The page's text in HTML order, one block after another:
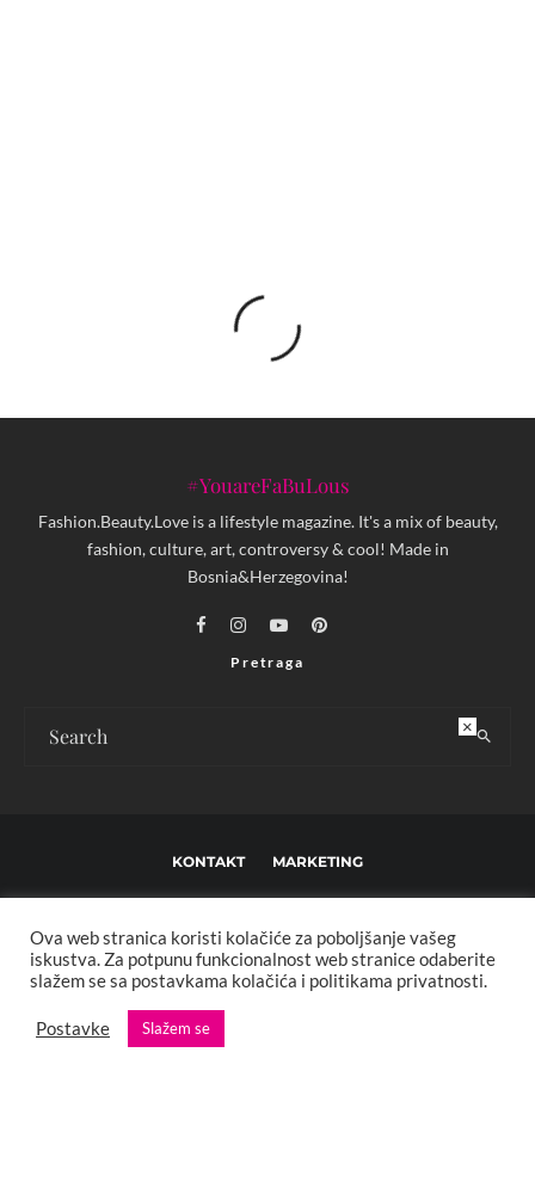
#YouareFaBuLous
Fashion.Beauty.Love is a lifestyle magazine. It's a mix of beauty,
fashion, culture, art, controversy & cool! Made in
Bosnia&Herzegovina!
Pretraga
KONTAKT MARKETING
IMPRESSUM O NAMA
Copyright © 2013 - 2025 FBL creative. Sva prava zadržana. Developed by:
XStreamThemes
Ova web stranica koristi kolačiće za poboljšanje vašeg
iskustva. Za potpunu funkcionalnost web stranice odaberite
slažem se sa postavkama kolačića i politikama privatnosti.
Postavke Slažem se
×